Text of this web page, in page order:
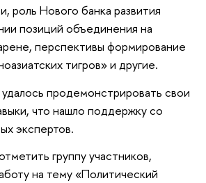
роль Нового банка развития
позиций объединения на
перспективы формирование
тигров» и другие.
продемонстрировать свои
что нашло поддержку со
экспертов.
группу участников,
на тему «Политический